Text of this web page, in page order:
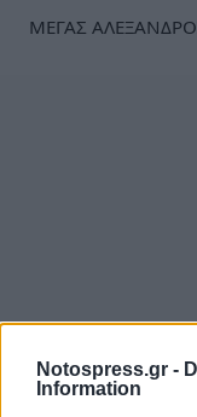
Notospress.gr -
Information
ΜΕΓΑΣ